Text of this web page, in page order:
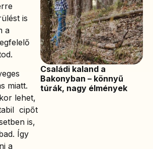
is
a
miatt.
lehet,
cipőt
is,
Így
a
Családi kaland a
Bakonyban – könnyű
túrák, nagy élmények